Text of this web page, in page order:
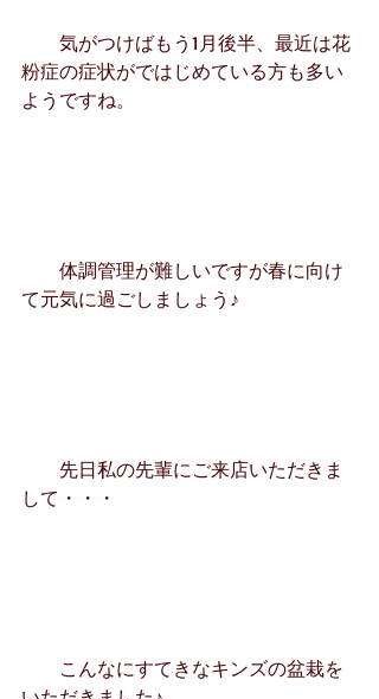
気がつけばもう1月後半、最近は花
粉症の症状がではじめている方も多い
ようですね。
体調管理が難しいですが春に向け
て元気に過ごしましょう♪
先日私の先輩にご来店いただきま
して・・・
こんなにすてきなキンズの盆栽を